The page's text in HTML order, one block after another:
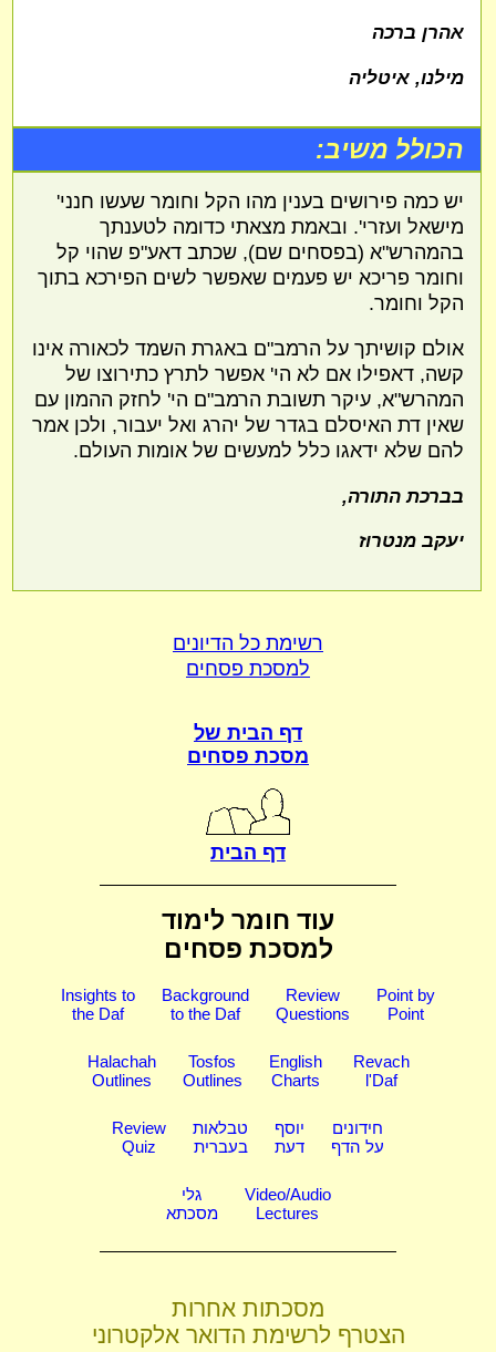
אהרן ברכה
מילנו, איטליה
הכולל משיב:
יש כמה פירושים בענין מהו הקל וחומר שעשו חנני'
מישאל ועזרי'. ובאמת מצאתי כדומה לטענתך
בהמהרש"א (בפסחים שם), שכתב דאע"פ שהוי קל
וחומר פריכא יש פעמים שאפשר לשים הפירכא בתוך
הקל וחומר.
אולם קושיתך על הרמב"ם באגרת השמד לכאורה אינו
קשה, דאפילו אם לא הי' אפשר לתרץ כתירוצו של
המהרש"א, עיקר תשובת הרמב"ם הי' לחזק ההמון עם
שאין דת האיסלם בגדר של יהרג ואל יעבור, ולכן אמר
להם שלא ידאגו כלל למעשים של אומות העולם.
בברכת התורה,
יעקב מנטרוז
רשימת כל הדיונים
למסכת פסחים
דף הבית של
מסכת פסחים
דף הבית
עוד חומר לימוד
למסכת פסחים
Insights to
the Daf
Background
to the Daf
Review
Questions
Point by
Point
Halachah
Outlines
Tosfos
Outlines
English
Charts
Revach
l'Daf
Review
Quiz
טבלאות
בעברית
יוסף
דעת
חידונים
על הדף
גלי
מסכתא
Video/Audio
Lectures
מסכתות אחרות
הצטרף לרשימת הדואר אלקטרוני